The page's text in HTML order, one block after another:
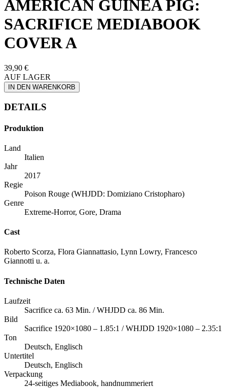
AMERICAN GUINEA PIG:
SACRIFICE MEDIABOOK
COVER A
39,90 €
AUF LAGER
IN DEN WARENKORB
DETAILS
Produktion
Land
Italien
Jahr
2017
Regie
Poison Rouge (WHJDD: Domiziano Cristopharo)
Genre
Extreme-Horror, Gore, Drama
Cast
Roberto Scorza, Flora Giannattasio, Lynn Lowry, Francesco
Giannotti u. a.
Technische Daten
Laufzeit
Sacrifice ca. 63 Min. / WHJDD ca. 86 Min.
Bild
Sacrifice 1920×1080 – 1.85:1 / WHJDD 1920×1080 – 2.35:1
Ton
Deutsch, Englisch
Untertitel
Deutsch, Englisch
Verpackung
24-seitiges Mediabook, handnummeriert